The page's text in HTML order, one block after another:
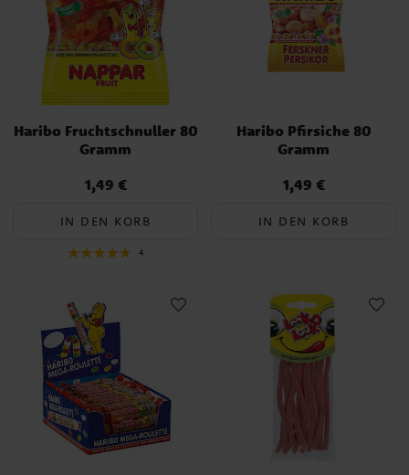
Haribo Fruchtschnuller 80
Gramm
Preis:1,49 €
1,49 €
IN DEN KORB
4
Haribo Pfirsiche 80
Gramm
Preis:1,49 €
1,49 €
IN DEN KORB